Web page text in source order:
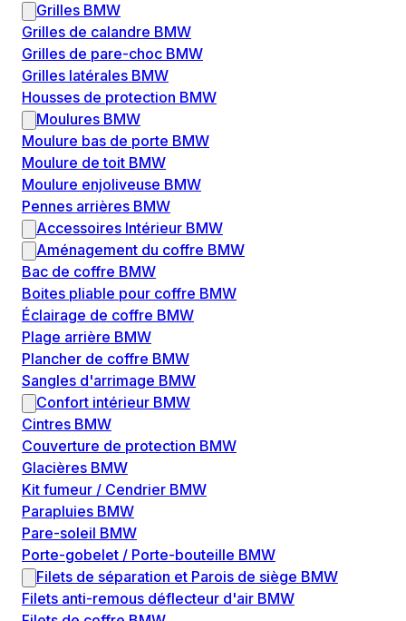
Grilles BMW
Grilles de calandre BMW
Grilles de pare-choc BMW
Grilles latérales BMW
Housses de protection BMW
Moulures BMW
Moulure bas de porte BMW
Moulure de toit BMW
Moulure enjoliveuse BMW
Pennes arrières BMW
Accessoires Intérieur BMW
Aménagement du coffre BMW
Bac de coffre BMW
Boites pliable pour coffre BMW
Éclairage de coffre BMW
Plage arrière BMW
Plancher de coffre BMW
Sangles d'arrimage BMW
Confort intérieur BMW
Cintres BMW
Couverture de protection BMW
Glacières BMW
Kit fumeur / Cendrier BMW
Parapluies BMW
Pare-soleil BMW
Porte-gobelet / Porte-bouteille BMW
Filets de séparation et Parois de siège BMW
Filets anti-remous déflecteur d'air BMW